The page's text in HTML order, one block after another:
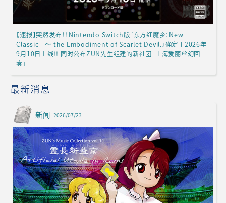
【速报】突然发布！！Nintendo Switch版『东方红魔乡：New
Classic ～ the Embodiment of Scarlet Devil.』确定于2026年
9月10日上线!! 同时公布ZUN先生组建的新社团「上海爱丽丝幻回
奏」
最新消息
新闻 2026/07/23